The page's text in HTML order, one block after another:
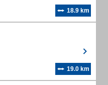
18.9 km
19.0 km